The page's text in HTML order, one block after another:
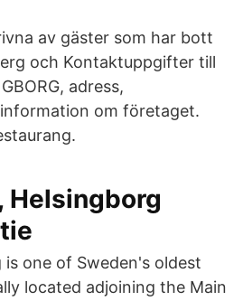
av gäster som har bott
och Kontaktuppgifter till
adress,
om företaget.
Helsingborg
is one of Sweden's oldest
located adjoining the Main